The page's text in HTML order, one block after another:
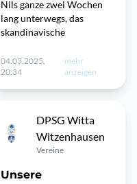
Nils ganze zwei Wochen
lang unterwegs, das
skandinavische
04.03.2025,
20:34
mehr
anzeigen
DPSG Witta
Witzenhausen
Vereine
Unsere